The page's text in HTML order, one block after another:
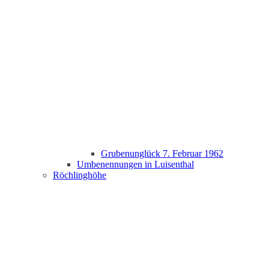
Grubenunglück 7. Februar 1962
Umbenennungen in Luisenthal
Röchlinghöhe